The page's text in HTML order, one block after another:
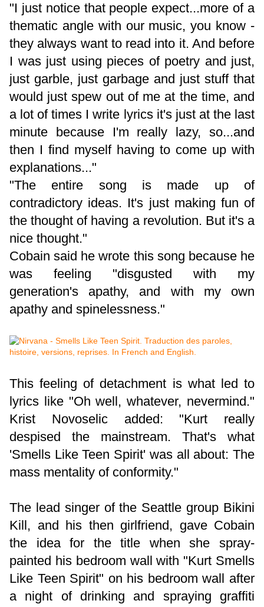
"I just notice that people expect...more of a
thematic angle with our music, you know -
they always want to read into it. And before
I was just using pieces of poetry and just,
just garble, just garbage and just stuff that
would just spew out of me at the time, and
a lot of times I write lyrics it's just at the last
minute because I'm really lazy, so...and
then I find myself having to come up with
explanations..."
"The entire song is made up of
contradictory ideas. It's just making fun of
the thought of having a revolution. But it's a
nice thought."
Cobain said he wrote this song because he
was feeling "disgusted with my
generation's apathy, and with my own
apathy and spinelessness."
This feeling of detachment is what led to
lyrics like "Oh well, whatever, nevermind."
Krist Novoselic added: "Kurt really
despised the mainstream. That's what
'Smells Like Teen Spirit' was all about: The
mass mentality of conformity."
The lead singer of the Seattle group Bikini
Kill, and his then girlfriend, gave Cobain
the idea for the title when she spray-
painted his bedroom wall with "Kurt Smells
Like Teen Spirit" on his bedroom wall after
a night of drinking and spraying graffiti